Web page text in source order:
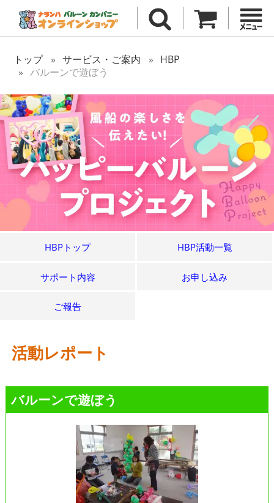
トップ サービス・ご案内
HBP
バルーンで遊ぼう
HBPトップ HBP活動一覧
サポート内容 お申し込み
ご報告
活動レポート
バルーンで遊ぼう